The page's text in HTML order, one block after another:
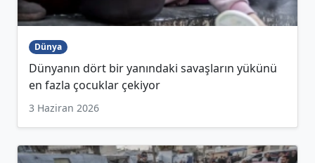
Dünya
Dünyanın dört bir yanındaki savaşların yükünü
en fazla çocuklar çekiyor
3 Haziran 2026